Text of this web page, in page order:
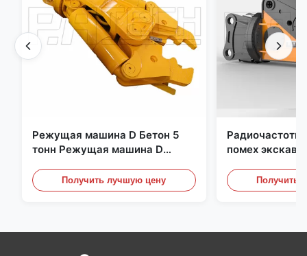
Режущая машина D Бетон 5
тонн Режущая машина D
Получить лучшую цену
помех
Получить